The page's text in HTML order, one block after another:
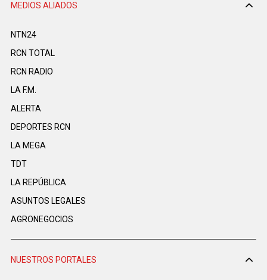
MEDIOS ALIADOS
NTN24
RCN TOTAL
RCN RADIO
LA F.M.
ALERTA
DEPORTES RCN
LA MEGA
TDT
LA REPÚBLICA
ASUNTOS LEGALES
AGRONEGOCIOS
NUESTROS PORTALES